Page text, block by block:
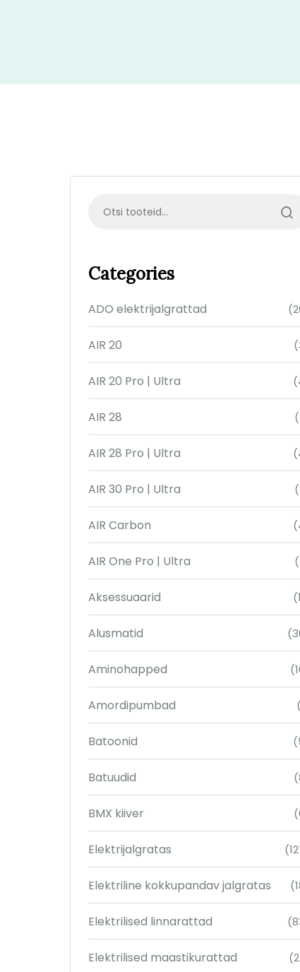
Categories
ADO elektrijalgrattad
AIR 20
AIR 20 Pro | Ultra
AIR 28
AIR 28 Pro | Ultra
AIR 30 Pro | Ultra
AIR Carbon
AIR One Pro | Ultra
Aksessuaarid
Alusmatid
Aminohapped
Amordipumbad
Batoonid
Batuudid
BMX kiiver
Elektrijalgratas
Elektriline kokkupandav jalgratas
Elektrilised linnarattad
Elektrilised maastikurattad